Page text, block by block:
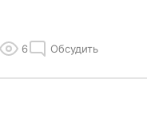
6 Обсудить